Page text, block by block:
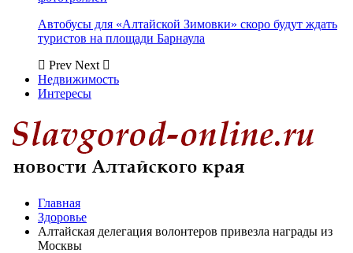
Автобусы для «Алтайской Зимовки» скоро будут ждать
туристов на площади Барнаула
Prev Next
Недвижимость
Интересы
Главная
Здоровье
Алтайская делегация волонтеров привезла награды из
Москвы